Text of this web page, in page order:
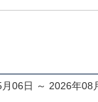
06日 ～ 2026年08